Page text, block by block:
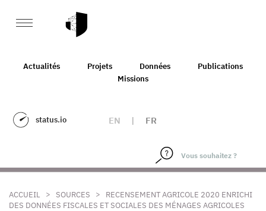
Actualités Projets Données
Publications
Missions
status.io EN | FR
ACCUEIL > SOURCES >
RECENSEMENT AGRICOLE 2020 ENRICHI
DES DONNÉES FISCALES ET SOCIALES DES MÉNAGES AGRICOLES